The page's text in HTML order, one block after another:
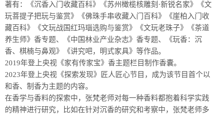
著有：《沉香入门收藏百科》《苏州橄榄核雕刻·新锐名家》《文
玩菩提子把玩与鉴赏》《佛珠手串收藏入门百科》《崖柏入门收
藏百科》《文玩战国红玛瑙选购与鉴赏》《文玩老珠子》《茶道
养生师》香专题、《中国林业产业杂志》香专题、《玩香：沉
香、棋楠与鼻观》《讲究吧，明式家具》等作品。
2019年登上央视《家有传家宝》香主题栏目制作香囊。
2023年登上央视《探索发现》匠人匠心节目，成为该节目首个以
和香、制香为主题的内容。
在香学与香料的探索中，张梵老师对每一种香料都抱着科学实践
的精神进行研究，比如在针对沉香的研究和考察中，张梵老师多